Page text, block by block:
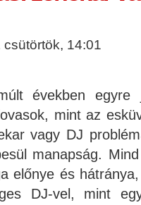
14:01
években egyre
mint az
vagy DJ
manapság.
előnye és
DJ-vel, mint